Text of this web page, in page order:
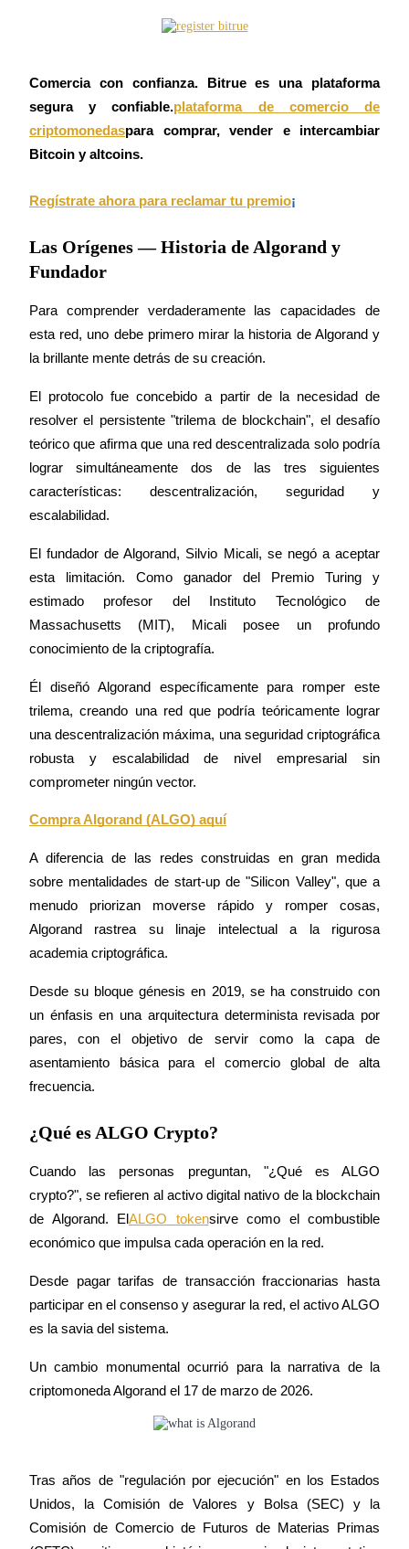
Aprenda cómo mantenerse rentable
Earn
Power Piggy
Gana recompensas competitivas diariamente
Staking
Alta rentabilidad y acceso instantáneo
Participación flexible para ganar tokens populares
Bloqueos BTR
Inversiones exclusivas para titulares de BTR
Comercia con confianza. Bitrue es una plataforma
segura y confiable.plataforma de comercio de
criptomonedaspara comprar, vender e intercambiar
Bitcoin y altcoins.
Regístrate ahora para reclamar tu premio¡
Las Orígenes — Historia de Algorand y
Fundador
Para comprender verdaderamente las capacidades de
esta red, uno debe primero mirar la historia de Algorand y
la brillante mente detrás de su creación.
El protocolo fue concebido a partir de la necesidad de
resolver el persistente "trilema de blockchain", el desafío
teórico que afirma que una red descentralizada solo podría
lograr simultáneamente dos de las tres siguientes
características: descentralización, seguridad y
escalabilidad.
El fundador de Algorand, Silvio Micali, se negó a aceptar
esta limitación. Como ganador del Premio Turing y
estimado profesor del Instituto Tecnológico de
Massachusetts (MIT), Micali posee un profundo
conocimiento de la criptografía.
Él diseñó Algorand específicamente para romper este
trilema, creando una red que podría teóricamente lograr
una descentralización máxima, una seguridad criptográfica
robusta y escalabilidad de nivel empresarial sin
comprometer ningún vector.
Compra Algorand (ALGO) aquí
A diferencia de las redes construidas en gran medida
sobre mentalidades de start-up de "Silicon Valley", que a
menudo priorizan moverse rápido y romper cosas,
Algorand rastrea su linaje intelectual a la rigurosa
academia criptográfica.
Desde su bloque génesis en 2019, se ha construido con
un énfasis en una arquitectura determinista revisada por
pares, con el objetivo de servir como la capa de
asentamiento básica para el comercio global de alta
frecuencia.
¿Qué es ALGO Crypto?
Cuando las personas preguntan, "¿Qué es ALGO
crypto?", se refieren al activo digital nativo de la blockchain
de Algorand. ElALGO tokensirve como el combustible
económico que impulsa cada operación en la red.
Desde pagar tarifas de transacción fraccionarias hasta
participar en el consenso y asegurar la red, el activo ALGO
es la savia del sistema.
Un cambio monumental ocurrió para la narrativa de la
criptomoneda Algorand el 17 de marzo de 2026.
Tras años de "regulación por ejecución" en los Estados
Unidos, la Comisión de Valores y Bolsa (SEC) y la
Comisión de Comercio de Futuros de Materias Primas